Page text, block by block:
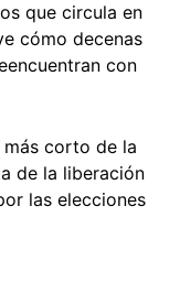
que circula en
cómo decenas
con
más corto de la
de la liberación
las elecciones